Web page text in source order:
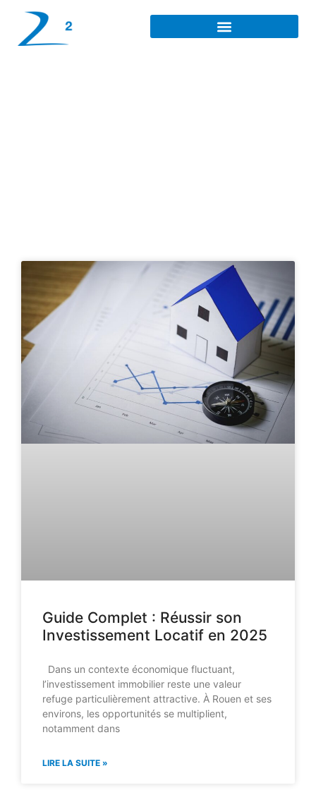
Guide Complet : Réussir son
Investissement Locatif en 2025
Dans un contexte économique fluctuant,
l’investissement immobilier reste une valeur
refuge particulièrement attractive. À Rouen et ses
environs, les opportunités se multiplient,
notamment dans
LIRE LA SUITE »